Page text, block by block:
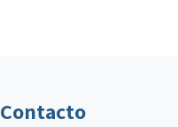
Contacto